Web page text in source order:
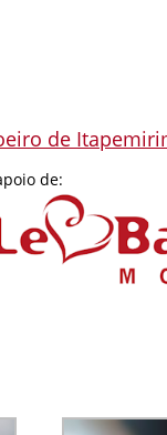
de
de: